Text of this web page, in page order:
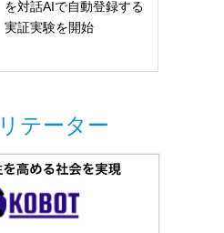
を対話AIで自動登録する
実証実験を開始
テーター